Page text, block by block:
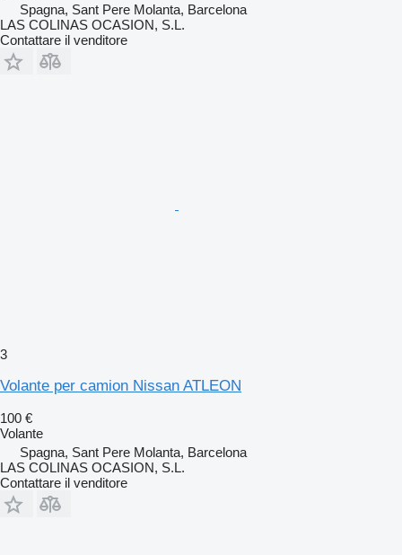
Spagna, Sant Pere Molanta, Barcelona
LAS COLINAS OCASION, S.L.
Contattare il venditore
3
Volante per camion Nissan ATLEON
100 €
Volante
Spagna, Sant Pere Molanta, Barcelona
LAS COLINAS OCASION, S.L.
Contattare il venditore